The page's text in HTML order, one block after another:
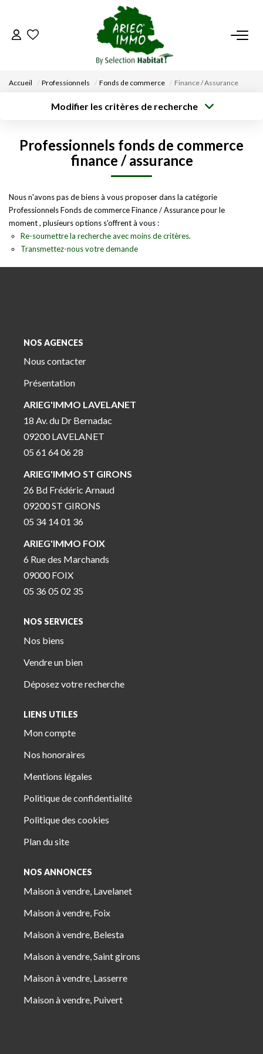
ACCUEIL
DÉPOSEZ VOTRE RECHERCHE
NOUS REJOINDRE
CONTACT
Accueil Professionnels Fonds de commerce Finance / Assurance
Modifier les critères de recherche
Type de bien
Surface min
Professionnels fonds de commerce
finance / assurance
Nous n'avons pas de biens à vous proposer dans la catégorie
Professionnels Fonds de commerce Finance / Assurance pour le
moment , plusieurs options s'offrent à vous :
Re-soumettre la recherche avec moins de critères.
Transmettez-nous votre demande
NOS AGENCES
Nous contacter
Présentation
ARIEG'IMMO LAVELANET
18 Av. du Dr Bernadac
09200 LAVELANET
05 61 64 06 28
ARIEG'IMMO ST GIRONS
26 Bd Frédéric Arnaud
09200 ST GIRONS
05 34 14 01 36
ARIEG'IMMO FOIX
6 Rue des Marchands
09000 FOIX
05 36 05 02 35
NOS SERVICES
Nos biens
Vendre un bien
Déposez votre recherche
LIENS UTILES
Mon compte
Nos honoraires
Mentions légales
Politique de confidentialité
Politique des cookies
Plan du site
NOS ANNONCES
Maison à vendre, Lavelanet
Maison à vendre, Foix
Maison à vendre, Belesta
Maison à vendre, Saint girons
Maison à vendre, Lasserre
Maison à vendre, Puivert